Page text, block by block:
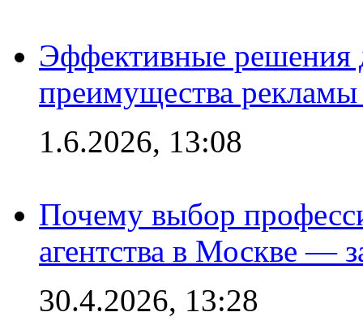
Эффективные решения
преимущества рекламы
1.6.2026, 13:08
Почему выбор
агентства в Москве —
30.4.2026, 13:28